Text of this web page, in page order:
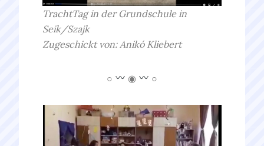
TrachtTag in der Grundschule in
Seik/Szajk
Zugeschickt von: AnikóKliebert
○ ◉ ○